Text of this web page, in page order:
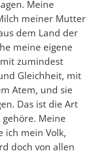
Meine
meiner Mutter
dem Land der
meine eigene
zumindest
Gleichheit, mit
Atem, und sie
Das ist die Art
Meine
ich mein Volk,
doch von allen